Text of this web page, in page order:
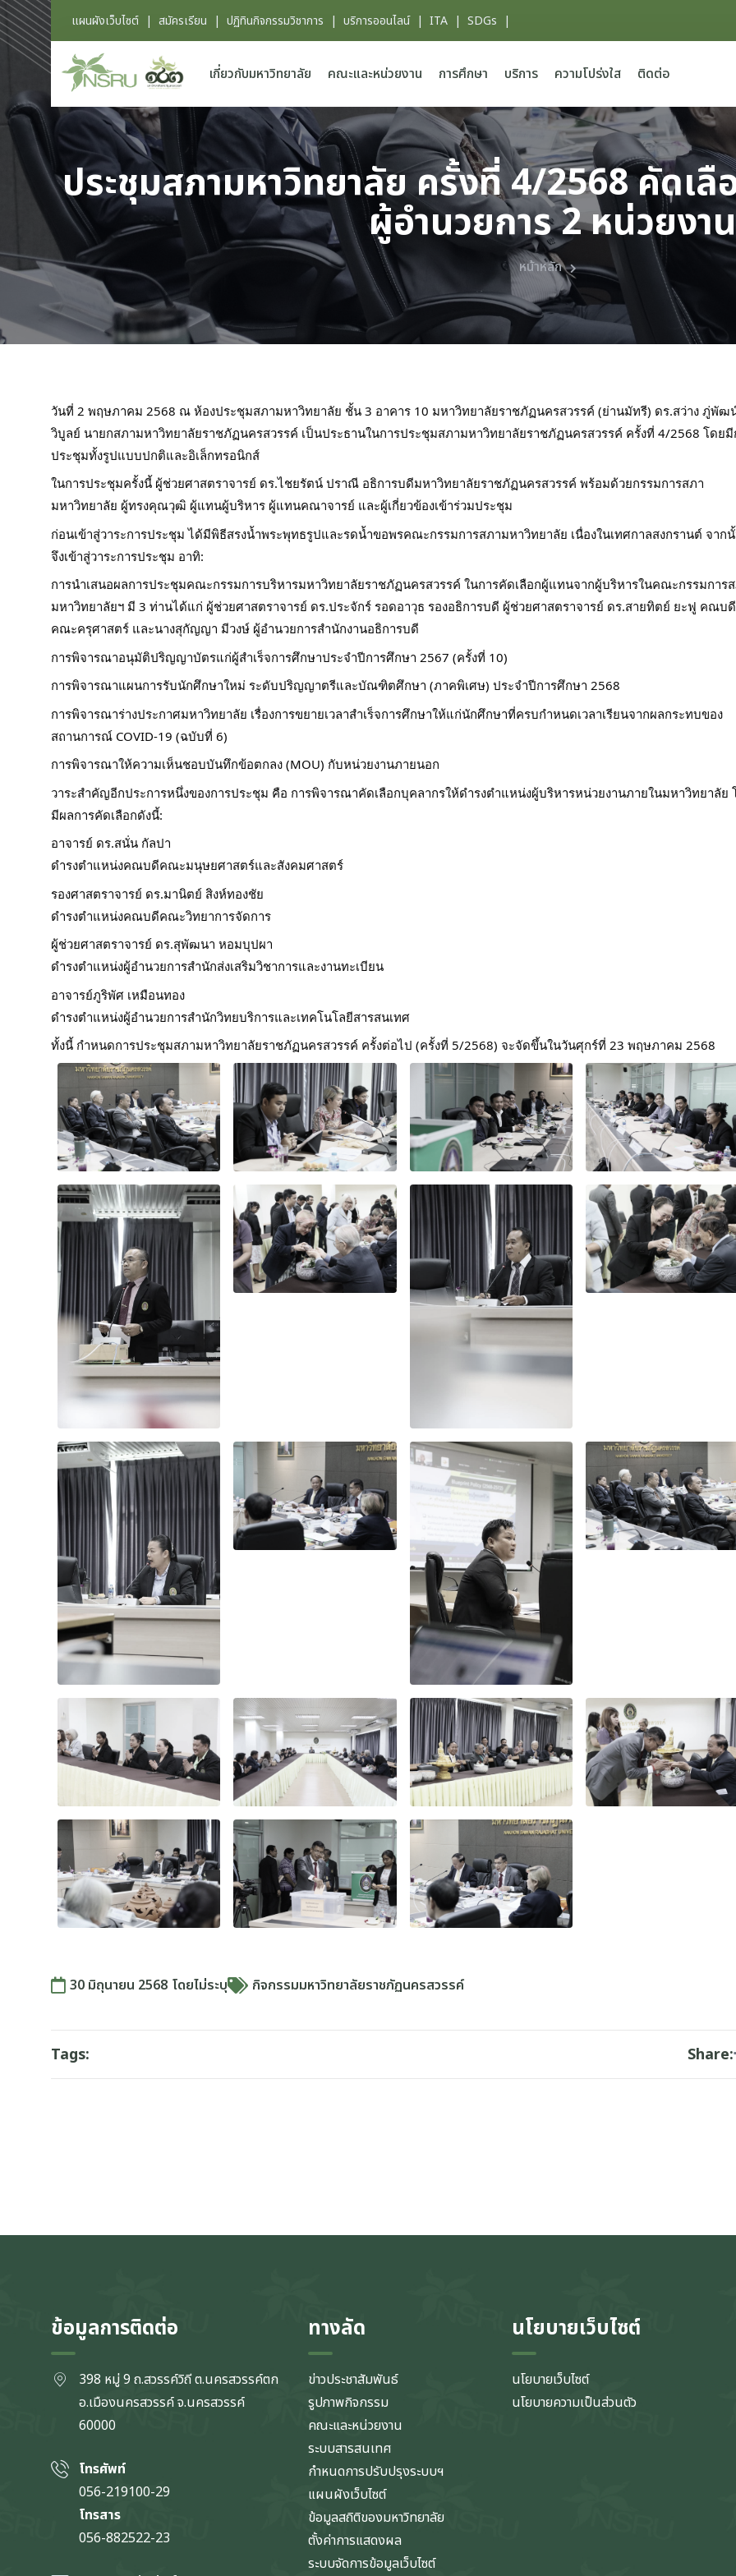
แผนผังเว็บไซต์ | สมัครเรียน | ปฏิทินกิจกรรมวิชาการ | บริการออนไลน์| ITA | SDGs |
เกี่ยวกับมหาวิทยาลัย คณะและหน่วยงาน การศึกษา บริการ ความโปร่งใส ติดต่อ
ประชุมสภามหาวิทยาลัย ครั้งที่ 4/2568 คัดเ
ผู้อำนวยการ 2 หน่วยงาน
หน้าหลัก
วันที่ 2 พฤษภาคม 2568 ณ ห้องประชุมสภามหาวิทยาลัย ชั้น 3 อาคาร 10 มหาวิทยาลัยราชภัฏนครสวรรค์ (ย่านมัทรี) ดร.สว่าง ภู่พัฒ
วิบูลย์ นายกสภามหาวิทยาลัยราชภัฏนครสวรรค์ เป็นประธานในการประชุมสภามหาวิทยาลัยราชภัฏนครสวรรค์ ครั้งที่ 4/2568 โดยมี
ประชุมทั้งรูปแบบปกติและอิเล็กทรอนิกส์
ในการประชุมครั้งนี้ ผู้ช่วยศาสตราจารย์ ดร.ไชยรัตน์ ปราณี อธิการบดีมหาวิทยาลัยราชภัฏนครสวรรค์ พร้อมด้วยกรรมการสภา
มหาวิทยาลัย ผู้ทรงคุณวุฒิ ผู้แทนผู้บริหาร ผู้แทนคณาจารย์ และผู้เกี่ยวข้องเข้าร่วมประชุม
ก่อนเข้าสู่วาระการประชุม ได้มีพิธีสรงน้ำพระพุทธรูปและรดน้ำขอพรคณะกรรมการสภามหาวิทยาลัย เนื่องในเทศกาลสงกรานต์ จาก
จึงเข้าสู่วาระการประชุม อาทิ:
การนำเสนอผลการประชุมคณะกรรมการบริหารมหาวิทยาลัยราชภัฏนครสวรรค์ ในการคัดเลือกผู้แทนจากผู้บริหารในคณะกรรมการ
มหาวิทยาลัยฯ มี 3 ท่านได้แก่ ผู้ช่วยศาสตราจารย์ ดร.ประจักร์ รอดอาวุธ รองอธิการบดี ผู้ช่วยศาสตราจารย์ ดร.สายทิตย์ ยะฟู คณบดี
คณะครุศาสตร์ และนางสุกัญญา มีวงษ์ ผู้อำนวยการสำนักงานอธิการบดี
การพิจารณาอนุมัติปริญญาบัตรแก่ผู้สำเร็จการศึกษาประจำปีการศึกษา 2567 (ครั้งที่ 10)
การพิจารณาแผนการรับนักศึกษาใหม่ ระดับปริญญาตรีและบัณฑิตศึกษา (ภาคพิเศษ) ประจำปีการศึกษา 2568
การพิจารณาร่างประกาศมหาวิทยาลัย เรื่องการขยายเวลาสำเร็จการศึกษาให้แก่นักศึกษาที่ครบกำหนดเวลาเรียนจากผลกระทบของ
สถานการณ์ COVID-19 (ฉบับที่ 6)
การพิจารณาให้ความเห็นชอบบันทึกข้อตกลง (MOU) กับหน่วยงานภายนอก
วาระสำคัญอีกประการหนึ่งของการประชุม คือ การพิจารณาคัดเลือกบุคลากรให้ดำรงตำแหน่งผู้บริหารหน่วยงานภายในมหาวิทยาลัย
มีผลการคัดเลือกดังนี้:
อาจารย์ ดร.สนั่น กัลปา
ดำรงตำแหน่งคณบดีคณะมนุษยศาสตร์และสังคมศาสตร์
รองศาสตราจารย์ ดร.มานิตย์ สิงห์ทองชัย
ดำรงตำแหน่งคณบดีคณะวิทยาการจัดการ
ผู้ช่วยศาสตราจารย์ ดร.สุพัฒนา หอมบุปผา
ดำรงตำแหน่งผู้อำนวยการสำนักส่งเสริมวิชาการและงานทะเบียน
อาจารย์ภูริพัศ เหมือนทอง
ดำรงตำแหน่งผู้อำนวยการสำนักวิทยบริการและเทคโนโลยีสารสนเทศ
ทั้งนี้ กำหนดการประชุมสภามหาวิทยาลัยราชภัฏนครสวรรค์ ครั้งต่อไป (ครั้งที่ 5/2568) จะจัดขึ้นในวันศุกร์ที่ 23 พฤษภาคม 2568
30 มิถุนายน 2568 โดยไม่ระบุ กิจกรรมมหาวิทยาลัยราชภัฏนครสวรรค์
Tags: Share:
ข้อมูลการติดต่อ
398 หมู่ 9 ถ.สวรรค์วิถี ต.นครสวรรค์ตก
อ.เมืองนครสวรรค์ จ.นครสวรรค์
60000
โทรศัพท์
056-219100-29
โทรสาร
056-882522-23
ทางลัด
ข่าวประชาสัมพันธ์
รูปภาพกิจกรรม
คณะและหน่วยงาน
ระบบสารสนเทศ
กำหนดการปรับปรุงระบบฯ
แผนผังเว็บไซต์
ข้อมูลสถิติของมหาวิทยาลัย
ตั้งค่าการแสดงผล
ระบบจัดการข้อมูลเว็บไซต์
นโยบายเว็บไซต์
นโยบายเว็บไซต์
นโยบายความเป็นส่วนตัว